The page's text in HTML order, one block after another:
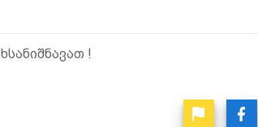
!